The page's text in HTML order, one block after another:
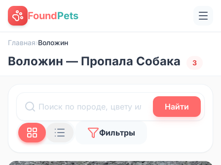
FoundPets
Главная›Воложин
Воложин — Пропала Собака 3
Найти
Фильтры